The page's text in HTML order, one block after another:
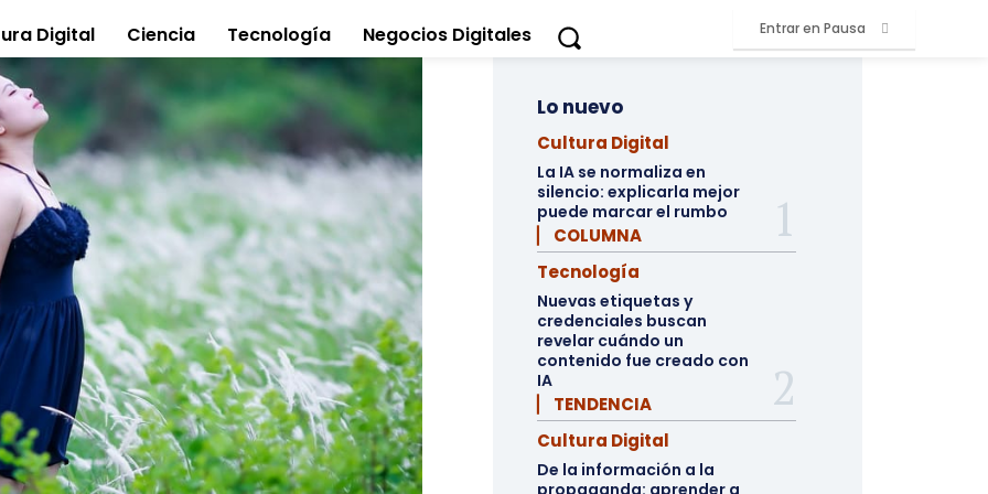
Digital Ciencia Tecnología Negocios Digitales Entrar en Pausa
Lo nuevo
Cultura Digital
La IA se normaliza en
silencio: explicarla mejor
puede marcar el rumbo
▏ COLUMNA
Tecnología
Nuevas etiquetas y
credenciales buscan
revelar cuándo un
contenido fue creado con
IA
▏ TENDENCIA
Cultura Digital
De la información a la
propaganda: aprender a